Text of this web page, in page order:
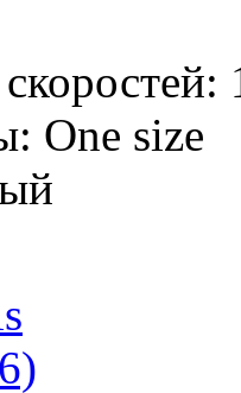
One size